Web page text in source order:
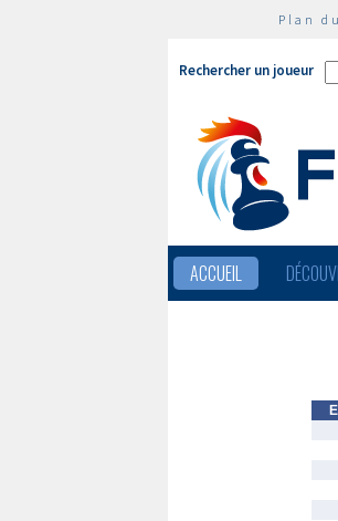
Plan
Rechercher un joueur
ACCUEIL